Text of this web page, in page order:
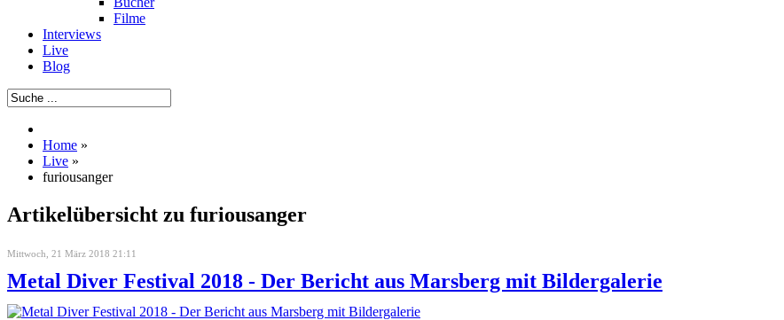
Filme
Interviews
Live
Blog
Home »
Live »
furiousanger
Artikelübersicht zu furiousanger
Mittwoch, 21 März 2018 21:11
Metal Diver Festival 2018 - Der Bericht aus Marsberg mit Bildergalerie